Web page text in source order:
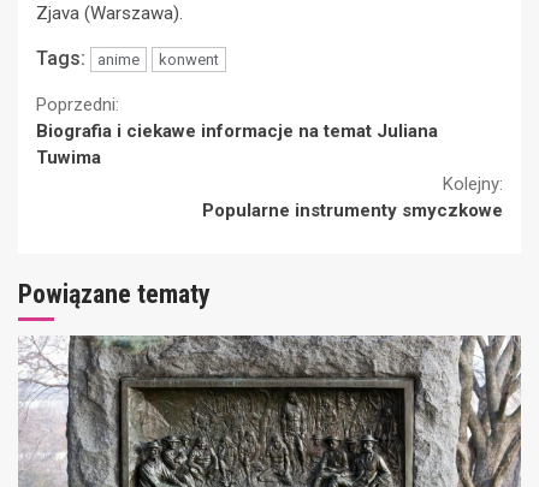
Zjava (Warszawa).
Tags: anime konwent
Continue
Reading
Poprzedni:
Biografia i ciekawe informacje na temat Juliana
Tuwima
Kolejny:
Popularne instrumenty smyczkowe
Powiązane tematy